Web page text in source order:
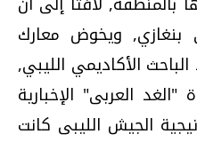
ويخوض معارك
الأكاديمي الليبي,
العربى" الإخبارية
الجيش الليبى كانت